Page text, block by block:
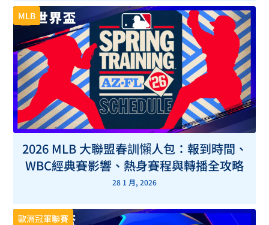
MLB
2026 MLB 大聯盟春訓懶人包：報到時間、
WBC經典賽影響、熱身賽程與轉播全攻略
28 1 月, 2026
歐洲冠軍聯賽